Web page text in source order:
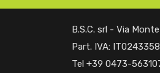
B.S.C. srl - Via
Part. IVA:
Tel +39 0473-